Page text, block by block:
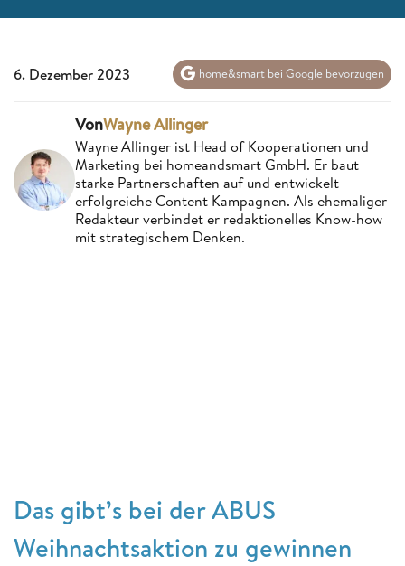
6. Dezember 2023 home&smart bei Google bevorzugen
VonWayne Allinger
Wayne Allinger ist Head of Kooperationen und
Marketing bei homeandsmart GmbH. Er baut
starke Partnerschaften auf und entwickelt
erfolgreiche Content Kampagnen. Als ehemaliger
Redakteur verbindet er redaktionelles Know-how
mit strategischem Denken.
Das gibt’s bei der ABUS
Weihnachtsaktion zu gewinnen